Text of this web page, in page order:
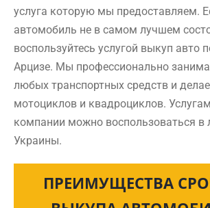
услуга которую мы предоставляем.
автомобиль не в самом лучшем
воспользуйтесь услугой выкуп авто
Арцизе. Мы профессионально
любых транспортных средств и
мотоциклов и квадроциклов.
компании можно воспользоваться в
Украины.
ПРЕИМУЩЕСТВА